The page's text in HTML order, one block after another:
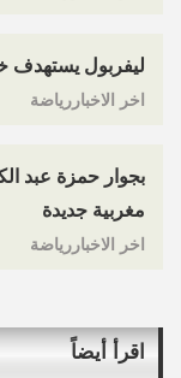
ليفربول
اخر الاخباررياضة
بجوار حمزة عبد
مغربية جديدة
اخر الاخباررياضة
اقرأ أيضاً